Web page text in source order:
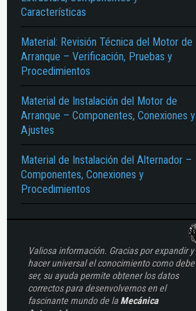
Características
Material: Revisión Técnica del Motor de
Arranque – Verificación, Pruebas y
Procedimientos
Material de Instalación del Motor de
Arranque – Componentes, Conexiones y
Ajustes
Material de Instalación del Alternador –
Componentes, Conexiones y
Procedimientos
Valiosa información. Gracias por expandir y
hacer universal el conocimiento como debe
ser, su ayuda permite obtener los datos
correctos para desenvolvernos en el
fascinante mundo de la Mecánica